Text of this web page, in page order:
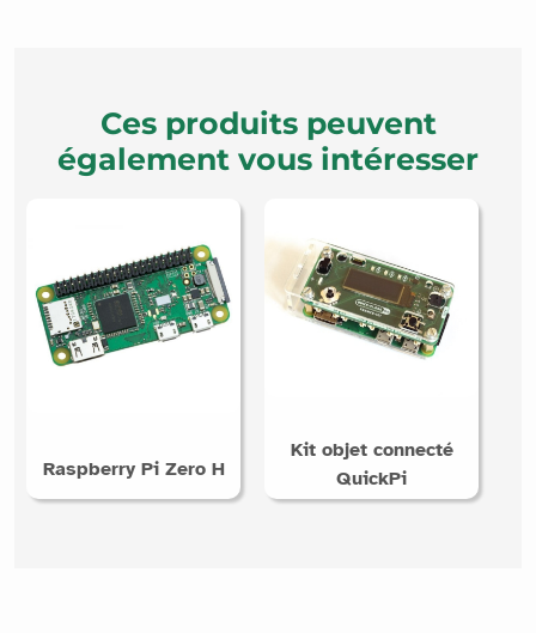
Ces produits peuvent
également vous intéresser
Raspberry Pi Zero H
Kit objet connecté
QuickPi